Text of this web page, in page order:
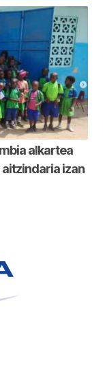
alkartea
aitzindaria izan